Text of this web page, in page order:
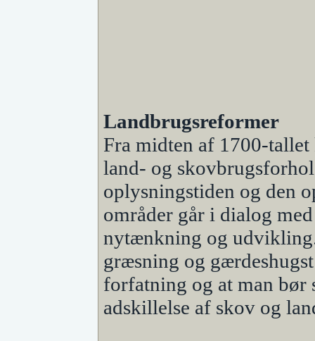
Landbrugsreformer
Fra midten af 1700-
land- og
oplysningstiden og den
områder går i dialog
nytænkning og udvikling.
græsning og
forfatning og at man bør
adskillelse af skov og